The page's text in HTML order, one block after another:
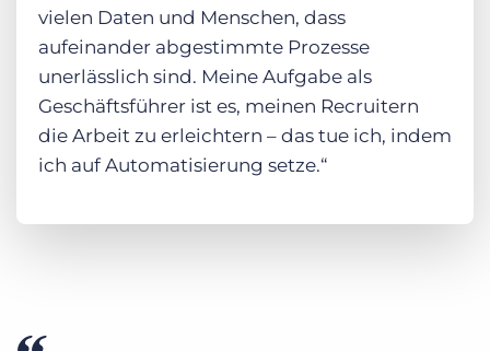
vielen Daten und Menschen, dass
aufeinander abgestimmte Prozesse
unerlässlich sind. Meine Aufgabe als
Geschäftsführer ist es, meinen Recruitern
die Arbeit zu erleichtern – das tue ich, indem
ich auf Automatisierung setze.“